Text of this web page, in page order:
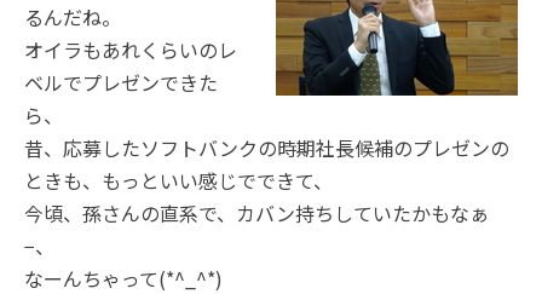
るんだね。
オイラもあれくらいのレ
ベルでプレゼンできた
ら、
昔、応募したソフトバンクの時期社長候補のプレゼンの
ときも、もっといい感じでできて、
今頃、孫さんの直系で、カバン持ちしていたかもなぁ
−、
なーんちゃって(*^_^*)